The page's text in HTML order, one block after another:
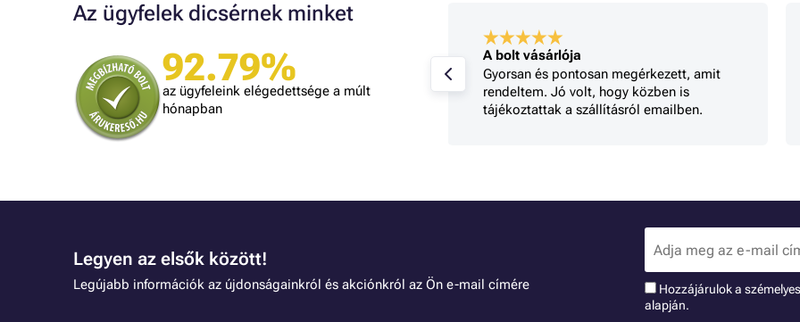
Az ügyfelek dicsérnek minket
92.79%
az ügyfeleink elégedettsége a múlt
hónapban
Judit
A kiszállítás kicsit lassú volt, egyébként
mindennel meg vagyok elégedve!
A bolt vásárlója
Gyorsan és pontosan megérkezett, amit
rendeltem. Jó volt, hogy közben is
tájékoztattak a szállításról emailben.
Legyen az elsők között!
Legújabb információk az újdonságainkról és akciónkról az Ön e-mail címére Hozzájárulok a
alapján.